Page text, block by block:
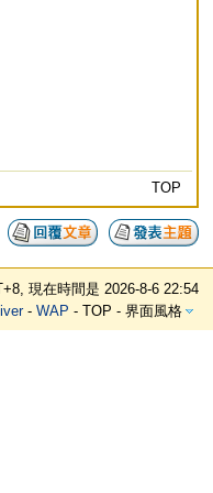
TOP
現在時間是 2026-8-6 22:54
- WAP - TOP - 界面風格